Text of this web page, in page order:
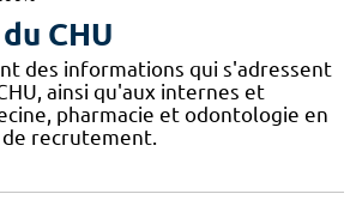
CHU
des informations qui s'adressent
ainsi qu'aux internes et
pharmacie et odontologie en
recrutement.